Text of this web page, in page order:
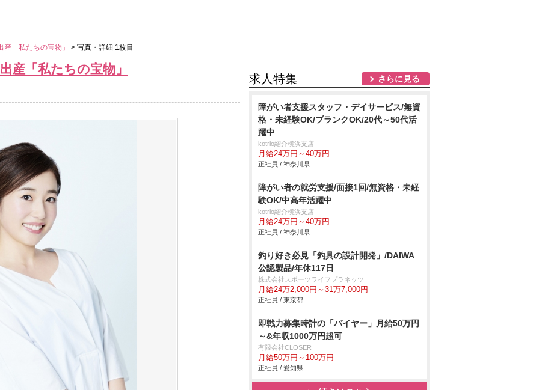
産「私たちの宝物」 > 写真・詳細 1枚目
産「私たちの宝物」
求人特集 さらに見る
障がい者支援スタッフ・デイサービス/無資
格・未経験OK/ブランクOK/20代～50代活
躍中
kotrio紹介横浜支店
月給24万円～40万円
正社員 / 神奈川県
障がい者の就労支援/面接1回/無資格・未経
験OK/中高年活躍中
kotrio紹介横浜支店
月給24万円～40万円
正社員 / 神奈川県
釣り好き必見「釣具の設計開発」/DAIWA
公認製品/年休117日
株式会社スポーツライフプラネッツ
月給24万2,000円～31万7,000円
正社員 / 東京都
即戦力募集時計の「バイヤー」月給50万円
～&年収1000万円超可
有限会社CLOSER
月給50万円～100万円
正社員 / 愛知県